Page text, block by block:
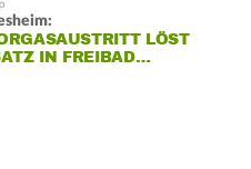
LÖST
IN FREIBAD…